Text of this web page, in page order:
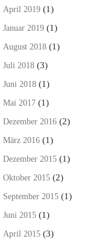
April 2019 (1)
Januar 2019 (1)
August 2018 (1)
Juli 2018 (3)
Juni 2018 (1)
Mai 2017 (1)
Dezember 2016 (2)
März 2016 (1)
Dezember 2015 (1)
Oktober 2015 (2)
September 2015 (1)
Juni 2015 (1)
April 2015 (3)